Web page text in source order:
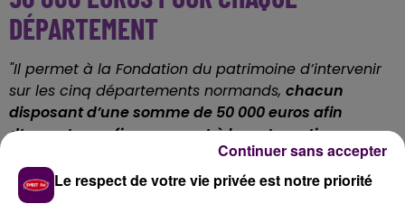
DÉPARTEMENT
"Il permet à la Fondation du patrimoine d’intervenir
sur les cinq départements normands, chacun
disposant d’une somme de 50 000 euros afin
d’apporter un financement à la restauration
. Cette aide sera déterminante soit pour
engager une opération prévue, soit pour aider à
boucler le financement de travaux en cours"
Le respect de votre vie privée est notre priorité
Continuer sans accepter